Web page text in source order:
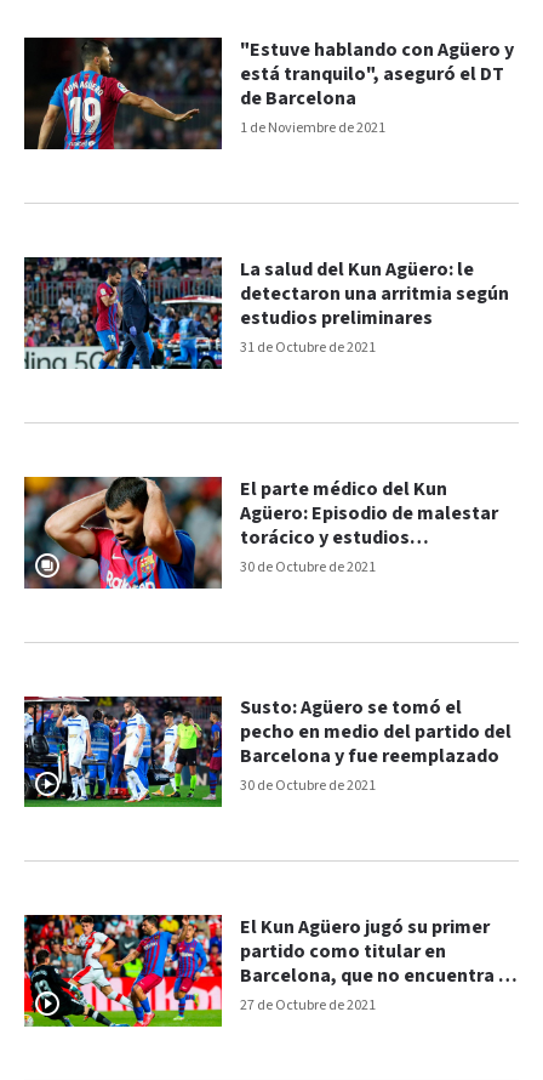
1 de Noviembre de 2021
"Estuve hablando con Agüero y
está tranquilo", aseguró el DT
de Barcelona
31 de Octubre de 2021
La salud del Kun Agüero: le
detectaron una arritmia según
estudios preliminares
30 de Octubre de 2021
El parte médico del Kun
Agüero: Episodio de malestar
torácico y estudios
cardiológicos
30 de Octubre de 2021
Susto: Agüero se tomó el
pecho en medio del partido del
Barcelona y fue reemplazado
27 de Octubre de 2021
El Kun Agüero jugó su primer
partido como titular en
Barcelona, que no encuentra el
rumbo